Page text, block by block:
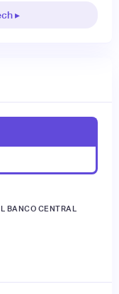
▸
BANCO CENTRAL